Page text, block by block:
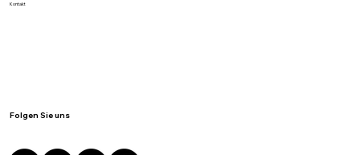
Produkte
Folgen Sie uns